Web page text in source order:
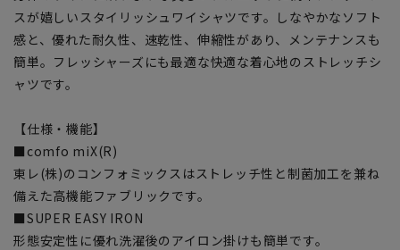
スが嬉しいスタイリッシュワイシャツです。しなやかなソフト
感と、優れた耐久性、速乾性、伸縮性があり、メンテナンスも
簡単。フレッシャーズにも最適な快適な着心地のストレッチシ
ャツです。
【仕様・機能】
■comfo miX(R)
東レ(株)のコンフォミックスはストレッチ性と制菌加工を兼ね
備えた高機能ファブリックです。
■SUPER EASY IRON
形態安定性に優れ洗濯後のアイロン掛けも簡単です。